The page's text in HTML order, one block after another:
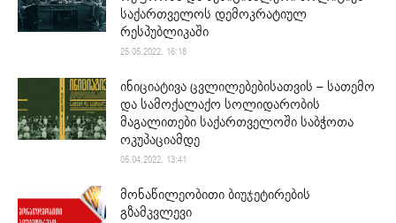
საქართველოს დემოკრატიულ
რესპუბლიკაში
25.05.2022. 16:18
ინიციატივა ცვლილებებისათვის – სათემო
და სამოქალაქო სოლიდარობის
მაგალითები საქართველოში საბჭოთა
ოკუპაციამდე
05.04.2022. 13:41
მონაწილეობითი ბიუჯეტირების
გზამკვლევი